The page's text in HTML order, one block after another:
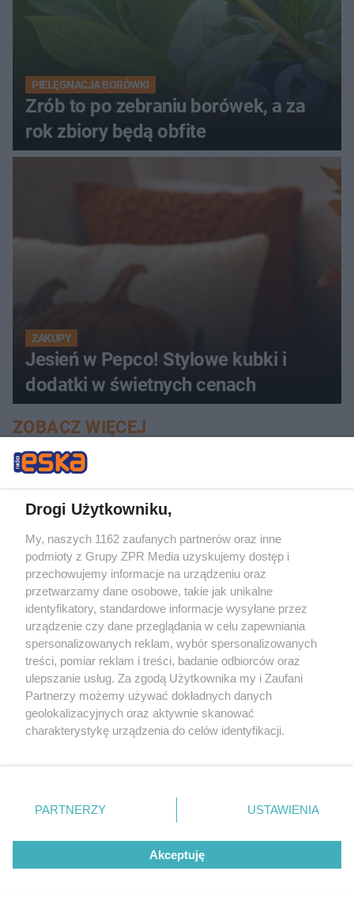
PIELĘGNACJA BORÓWKI
Zrób to po zebraniu borówek, a za
rok zbiory będą obfite
ZAKUPY
Jesień w Pepco! Stylowe kubki i
dodatki w świetnych cenach
ZOBACZ WIĘCEJ
Drogi Użytkowniku,
My, naszych 1162 zaufanych partnerów oraz inne
podmioty z Grupy ZPR Media uzyskujemy dostęp i
przechowujemy informacje na urządzeniu oraz
przetwarzamy dane osobowe, takie jak unikalne
identyfikatory, standardowe informacje wysyłane przez
urządzenie czy dane przeglądania w celu zapewniania
spersonalizowanych reklam, wybór spersonalizowanych
treści, pomiar reklam i treści, badanie odbiorców oraz
ulepszanie usług. Za zgodą Użytkownika my i Zaufani
Partnerzy możemy używać dokładnych danych
geolokalizacyjnych oraz aktywnie skanować
charakterystykę urządzenia do celów identyfikacji.
zmienić/wycofać klikając przycisk ustawień prywatności
znajdujący się w lewym dolnym rogu strony
rodzaje przetwarzania danych nie wymagają zgody
użytkownika, ale masz prawo sprzeciwić się takiemu
przetwarzaniu. Preferencje będą miały zastosowanie tylko
PARTNERZY USTAWIENIA
Akceptuję